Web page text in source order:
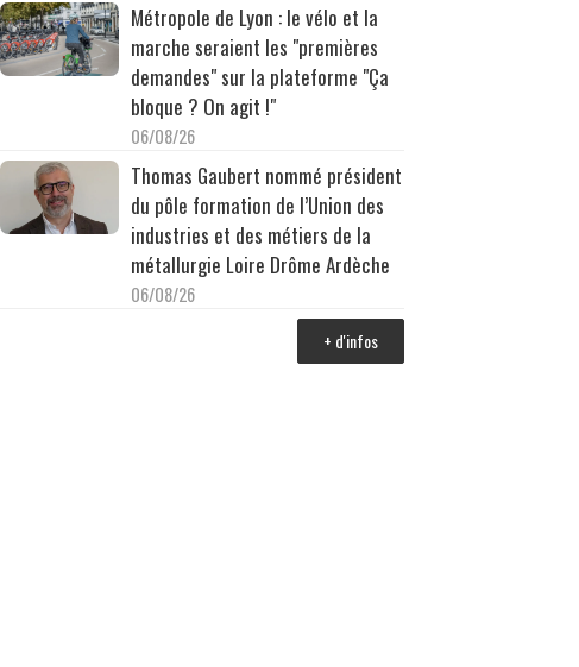
Métropole de Lyon : le vélo et la
marche seraient les "premières
demandes" sur la plateforme "Ça
bloque ? On agit !"
06/08/26
Thomas Gaubert nommé président
du pôle formation de l’Union des
industries et des métiers de la
métallurgie Loire Drôme Ardèche
06/08/26
+ d'infos